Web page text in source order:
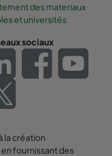
des materiaux
et universités
sociaux
la création
fournissant des